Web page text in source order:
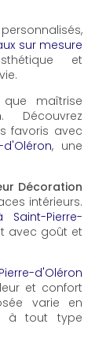
sur mesure
et
maîtrise
. Découvrez
favoris avec
, une
Décoration
intérieurs.
Pierre-
avec goût et
d'Oléron
et confort
varie en
à tout type